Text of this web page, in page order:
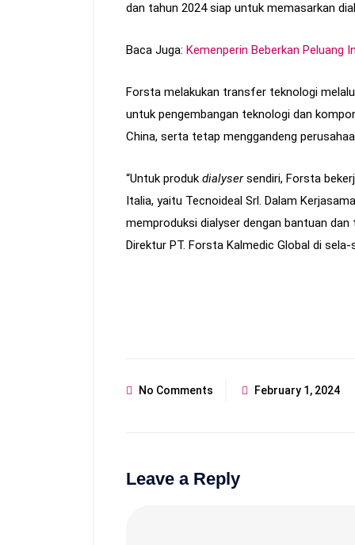
dan tahun 2024 siap untuk memasarkan
Baca Juga: Kemenperin Beberkan Peluang
Forsta melakukan transfer teknologi
untuk pengembangan teknologi dan
China, serta tetap menggandeng
“Untuk produk dialysersendiri, Forsta
Italia, yaitu Tecnoideal Srl. Dalam
memproduksi dialyser dengan bantuan dan
Direktur PT. Forsta Kalmedic Global di
No Comments February 1, 2024
Leave a Reply